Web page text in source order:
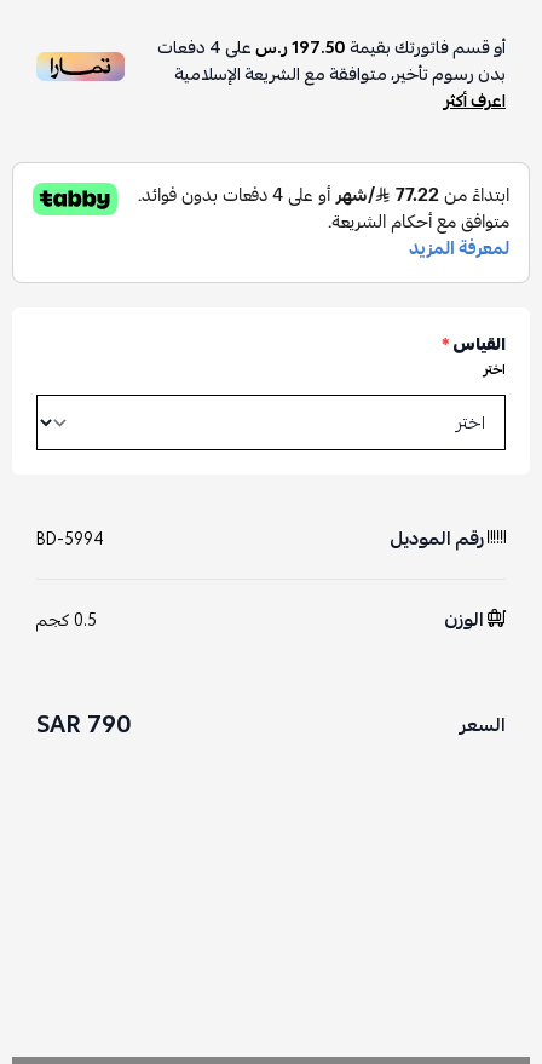
أو قسم فاتورتك بقيمة197.50 ر.س على4دفعات
بدون رسوم تأخير، متوافقة مع الشريعة الإسلامية
اعرف أكثر
القياس*
اختر
رقم الموديل BD-5994
الوزن 0.5 كجم
السعر 790 SAR